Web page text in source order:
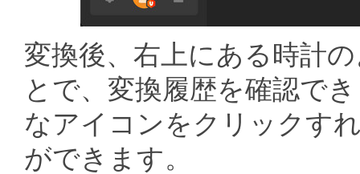
変換後、右上にある時計
とで、変換履歴を確認で
なアイコンをクリックす
ができます。